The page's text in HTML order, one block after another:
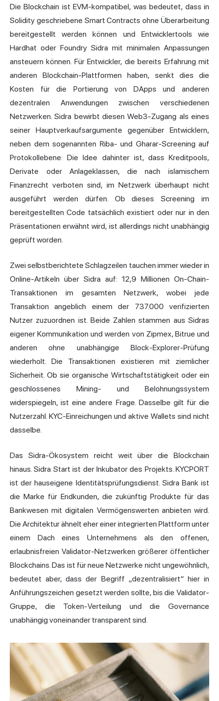
Die Blockchain ist EVM-kompatibel, was bedeutet, dass in
Solidity geschriebene Smart Contracts ohne Überarbeitung
bereitgestellt werden können und Entwicklertools wie
Hardhat oder Foundry Sidra mit minimalen Anpassungen
ansteuern können. Für Entwickler, die bereits Erfahrung mit
anderen Blockchain-Plattformen haben, senkt dies die
Kosten für die Portierung von DApps und anderen
dezentralen Anwendungen zwischen verschiedenen
Netzwerken. Sidra bewirbt diesen Web3-Zugang als eines
seiner Hauptverkaufsargumente gegenüber Entwicklern,
neben dem sogenannten Riba- und Gharar-Screening auf
Protokollebene: Die Idee dahinter ist, dass Kreditpools,
Derivate oder Anlageklassen, die nach islamischem
Finanzrecht verboten sind, im Netzwerk überhaupt nicht
ausgeführt werden dürfen. Ob dieses Screening im
bereitgestellten Code tatsächlich existiert oder nur in den
Präsentationen erwähnt wird, ist allerdings nicht unabhängig
geprüft worden.
Zwei selbstberichtete Schlagzeilen tauchen immer wieder in
Online-Artikeln über Sidra auf: 12,9 Millionen On-Chain-
Transaktionen im gesamten Netzwerk, wobei jede
Transaktion angeblich einem der 737.000 verifizierten
Nutzer zuzuordnen ist. Beide Zahlen stammen aus Sidras
eigener Kommunikation und werden von Zipmex, Bitrue und
anderen ohne unabhängige Block-Explorer-Prüfung
wiederholt. Die Transaktionen existieren mit ziemlicher
Sicherheit. Ob sie organische Wirtschaftstätigkeit oder ein
geschlossenes Mining- und Belohnungssystem
widerspiegeln, ist eine andere Frage. Dasselbe gilt für die
Nutzerzahl. KYC-Einreichungen und aktive Wallets sind nicht
dasselbe.
Das Sidra-Ökosystem reicht weit über die Blockchain
hinaus. Sidra Start ist der Inkubator des Projekts. KYCPORT
ist der hauseigene Identitätsprüfungsdienst. Sidra Bank ist
die Marke für Endkunden, die zukünftig Produkte für das
Bankwesen mit digitalen Vermögenswerten anbieten wird.
Die Architektur ähnelt eher einer integrierten Plattform unter
einem Dach eines Unternehmens als den offenen,
erlaubnisfreien Validator-Netzwerken größerer öffentlicher
Blockchains. Das ist für neue Netzwerke nicht ungewöhnlich,
bedeutet aber, dass der Begriff „dezentralisiert“ hier in
Anführungszeichen gesetzt werden sollte, bis die Validator-
Gruppe, die Token-Verteilung und die Governance
unabhängig voneinander transparent sind.